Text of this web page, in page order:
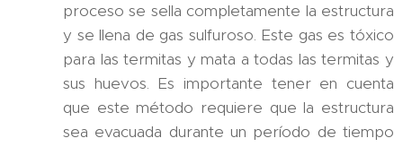
proceso se sella completamente la estructura
y se llena de gas sulfuroso. Este gas es tóxico
para las termitas y mata a todas las termitas y
sus huevos. Es importante tener en cuenta
que este método requiere que la estructura
sea evacuada durante un período de tiempo